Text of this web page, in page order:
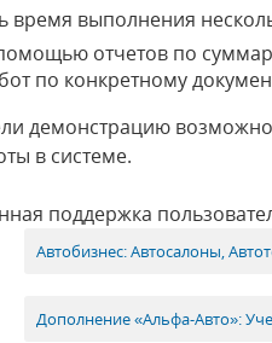
время выполнения
отчетов по
по конкретному
демонстрацию
в системе.
поддержка
Автобизнес: Автосалоны,
Дополнение «Альфа-Авто»: